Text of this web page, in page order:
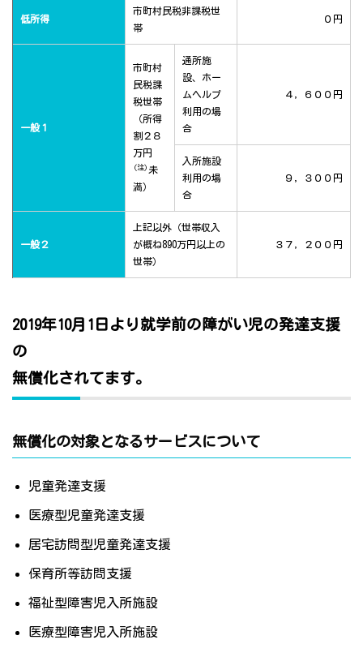
低所得
市町村民税非課税世
帯
０円
一般１
市町村
民税課
税世帯
（所得
割２８
万円
(注) 未
満）
通所施
設、ホー
ムヘルプ
利用の場
合
４，６００円
入所施設
利用の場
合
９，３００円
一般２
上記以外（世帯収入
が概ね890万円以上の
世帯）
３７，２００円
2019年10月1日より就学前の障がい児の発達支援
の
無償化されてます。
無償化の対象となるサービスについて
児童発達支援
医療型児童発達支援
居宅訪問型児童発達支援
保育所等訪問支援
福祉型障害児入所施設
医療型障害児入所施設